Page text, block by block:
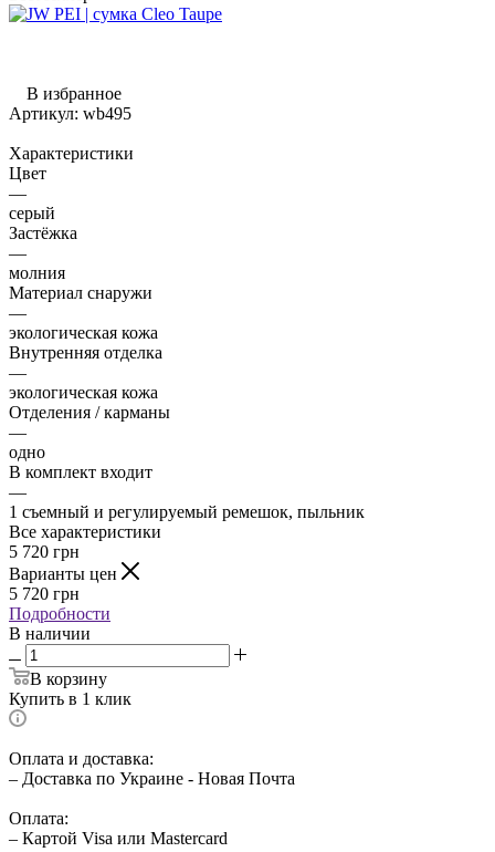
В избранное
Артикул: wb495
Характеристики
Цвет
—
серый
Застёжка
—
молния
Материал снаружи
—
экологическая кожа
Внутренняя отделка
—
экологическая кожа
Отделения / карманы
—
одно
В комплект входит
—
1 съемный и регулируемый ремешок, пыльник
Все характеристики
5 720 грн
Варианты цен
5 720 грн
Подробности
В наличии
В корзину
Купить в 1 клик
Оплата и доставка:
– Доставка по Украине - Новая Почта
Оплата:
– Картой Visa или Mastercard